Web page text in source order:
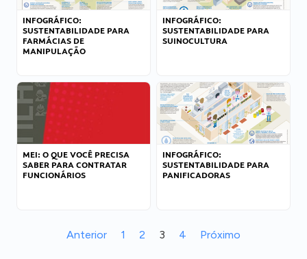
INFOGRÁFICO:
SUSTENTABILIDADE PARA
FARMÁCIAS DE
MANIPULAÇÃO
INFOGRÁFICO:
SUSTENTABILIDADE PARA
SUINOCULTURA
MEI: O QUE VOCÊ PRECISA
SABER PARA CONTRATAR
FUNCIONÁRIOS
INFOGRÁFICO:
SUSTENTABILIDADE PARA
PANIFICADORAS
Anterior 1 2 3 4 Próximo